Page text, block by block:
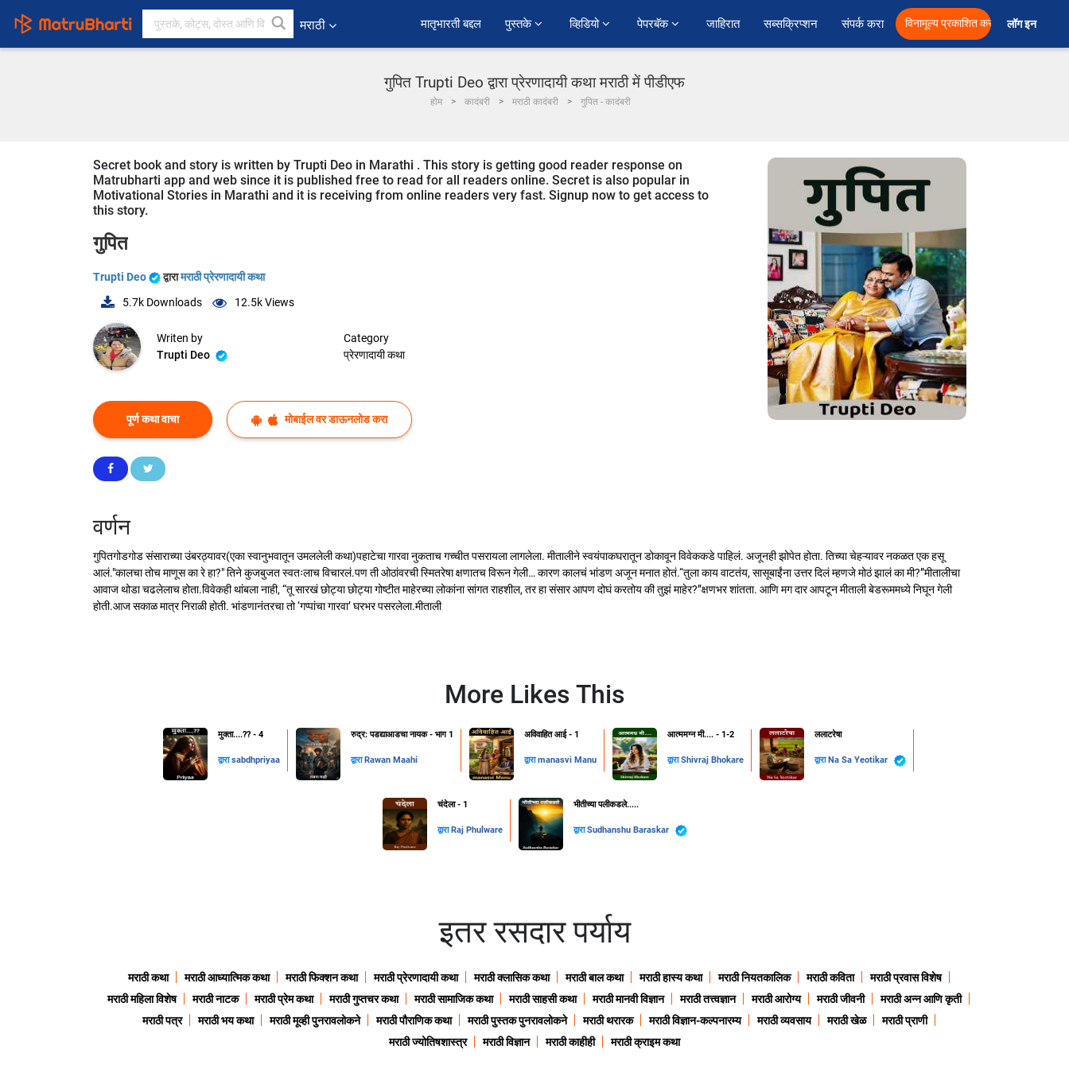
मराठी ﻿मातृभारती बद्दल पुस्तके व्हिडियो पेपरबॅक जाहिरात सब्सक्रिप्शन संपर्क करा विनामूल्य प्रकाशित करा लॉग इन
गुपित Trupti Deo द्वारा प्रेरणादायी कथा मराठी में पीडीएफ
होम कादंबरी मराठी कादंबरी गुपित - कादंबरी
Secret book and story is written by Trupti Deo in Marathi . This story is getting good reader response on
Matrubharti app and web since it is published free to read for all readers online. Secret is also popular in
Motivational Stories in Marathi and it is receiving from online readers very fast. Signup now to get access to
this story.
गुपित
Trupti Deo द्वारामराठी प्रेरणादायी कथा
5.7k Downloads 12.5kViews
Writen by
Trupti Deo
Category
प्रेरणादायी कथा
पूर्ण कथा वाचा मोबाईल वर डाऊनलोड करा
वर्णन
गुपितगोडगोड संसाराच्या उंबरठ्यावर(एका स्वानुभवातून उमललेली कथा)पहाटेचा गारवा नुकताच गच्चीत पसरायला लागलेला. मीतालीने स्वयंपाकघरातून डोकावून विवेककडे पाहिलं. अजूनही झोपेत होता. तिच्या चेहऱ्यावर नकळत एक हसू
आलं."कालचा तोच माणूस का रे हा?" तिने कुजबुजत स्वतःलाच विचारलं.पण ती ओठांवरची स्मितरेषा क्षणातच विरून गेली… कारण कालचं भांडण अजून मनात होतं.“तुला काय वाटतंय, सासूबाईंना उत्तर दिलं म्हणजे मोठं झालं का मी?”मीतालीचा
आवाज थोडा चढलेलाच होता.विवेकही थांबला नाही, “तू सारखं छोट्या छोट्या गोष्टीत माहेरच्या लोकांना सांगत राहशील, तर हा संसार आपण दोघं करतोय की तुझं माहेर?”क्षणभर शांतता. आणि मग दार आपटून मीताली बेडरूममध्ये निघून गेली
होती.आज सकाळ मात्र निराळी होती. भांडणानंतरचा तो ‘गप्पांचा गारवा’ घरभर पसरलेला.मीताली
More Likes This
मुक्ता....??️ - 4
द्वाराsabdhpriyaa
रुद्र: पडद्याआडचा नायक - भाग 1
द्वारा Rawan Maahi
अविवाहित आई - 1
द्वाराmanasvi Manu
आत्ममग्न मी.... - 1-2
द्वाराShivraj Bhokare
ललाटरेषा
द्वारा Na Sa Yeotikar
चंदेला - 1
द्वारा Raj Phulware
भीतीच्या पलीकडले.....
द्वाराSudhanshu Baraskar
इतर रसदार पर्याय
मराठी कथा मराठी आध्यात्मिक कथा मराठी फिक्शन कथा मराठी प्रेरणादायी कथा मराठी क्लासिक कथा मराठी बाल कथा मराठी हास्य कथा मराठी नियतकालिक मराठी कविता
मराठी प्रवास विशेष
मराठी महिला विशेष
मराठी नाटक मराठी प्रेम कथा मराठी गुप्तचर कथा मराठी सामाजिक कथा मराठी साहसी कथा मराठी मानवी विज्ञान मराठी तत्त्वज्ञान मराठी आरोग्य मराठी जीवनी
मराठी अन्न आणि कृती
मराठी पत्र
मराठी भय कथा मराठी मूव्ही पुनरावलोकने मराठी पौराणिक कथा मराठी पुस्तक पुनरावलोकने मराठी थरारक मराठी विज्ञान-कल्पनारम्य मराठी व्यवसाय मराठी खेळ
मराठी प्राणी
मराठी ज्योतिषशास्त्र
मराठी विज्ञान मराठी काहीही मराठी क्राइम कथा